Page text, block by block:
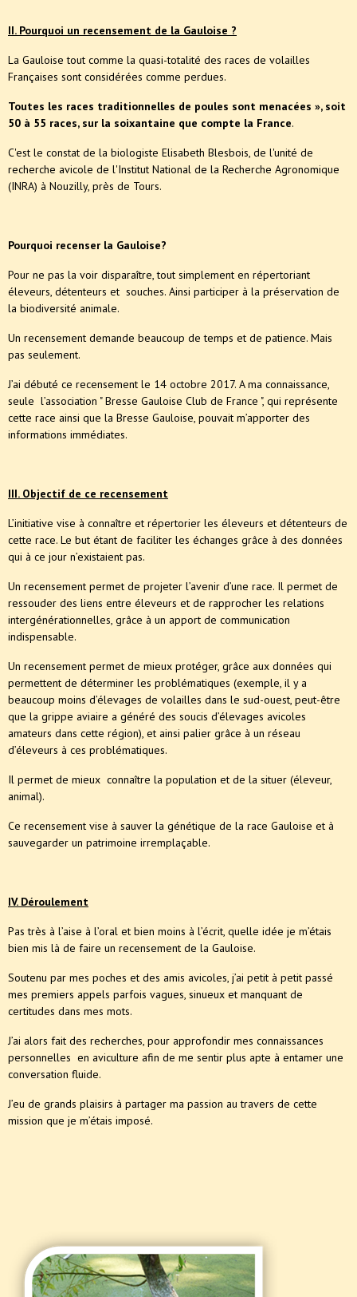
II. Pourquoi un recensement de la Gauloise ?
La Gauloise tout comme la quasi-totalité des races de volailles
Françaises sont considérées comme perdues.
Toutes les races traditionnelles de poules sont menacées », soit
50 à 55 races, sur la soixantaine que compte la France.
C'est le constat de la biologiste Elisabeth Blesbois, de l'unité de
recherche avicole de l'Institut National de la Recherche Agronomique
(INRA) à Nouzilly, près de Tours.
Pourquoi recenser la Gauloise?
Pour ne pas la voir disparaître, tout simplement en répertoriant
éleveurs, détenteurs et souches. Ainsi participer à la préservation de
la biodiversité animale.
Un recensement demande beaucoup de temps et de patience. Mais
pas seulement.
J’ai débuté ce recensement le 14 octobre 2017. A ma connaissance,
seule l’association " Bresse Gauloise Club de France ", qui représente
cette race ainsi que la Bresse Gauloise, pouvait m’apporter des
informations immédiates.
III. Objectif de ce recensement
L’initiative vise à connaître et répertorier les éleveurs et détenteurs de
cette race. Le but étant de faciliter les échanges grâce à des données
qui à ce jour n’existaient pas.
Un recensement permet de projeter l’avenir d’une race. Il permet de
ressouder des liens entre éleveurs et de rapprocher les relations
intergénérationnelles, grâce à un apport de communication
indispensable.
Un recensement permet de mieux protéger, grâce aux données qui
permettent de déterminer les problématiques (exemple, il y a
beaucoup moins d’élevages de volailles dans le sud-ouest, peut-être
que la grippe aviaire a généré des soucis d’élevages avicoles
amateurs dans cette région), et ainsi palier grâce à un réseau
d’éleveurs à ces problématiques.
Il permet de mieux connaître la population et de la situer (éleveur,
animal).
Ce recensement vise à sauver la génétique de la race Gauloise et à
sauvegarder un patrimoine irremplaçable.
IV. Déroulement
Pas très à l’aise à l’oral et bien moins à l’écrit, quelle idée je m’étais
bien mis là de faire un recensement de la Gauloise.
Soutenu par mes poches et des amis avicoles, j’ai petit à petit passé
mes premiers appels parfois vagues, sinueux et manquant de
certitudes dans mes mots.
J’ai alors fait des recherches, pour approfondir mes connaissances
personnelles en aviculture afin de me sentir plus apte à entamer une
conversation fluide.
J’eu de grands plaisirs à partager ma passion au travers de cette
mission que je m’étais imposé.